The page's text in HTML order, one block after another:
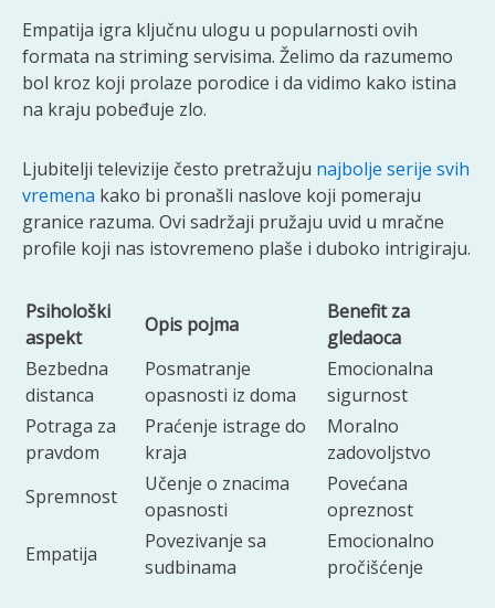
Empatija igra ključnu ulogu u popularnosti ovih
formata na striming servisima. Želimo da razumemo
bol kroz koji prolaze porodice i da vidimo kako istina
na kraju pobeđuje zlo.
Ljubitelji televizije često pretražuju najbolje serije svih
vremena kako bi pronašli naslove koji pomeraju
granice razuma. Ovi sadržaji pružaju uvid u mračne
profile koji nas istovremeno plaše i duboko intrigiraju.
Psihološki
aspekt
Opis pojma
Benefit za
gledaoca
Bezbedna
distanca
Posmatranje
opasnosti iz doma
Emocionalna
sigurnost
Potraga za
pravdom
Praćenje istrage do
kraja
Moralno
zadovoljstvo
Spremnost
Učenje o znacima
opasnosti
Povećana
opreznost
Empatija
Povezivanje sa
sudbinama
Emocionalno
pročišćenje